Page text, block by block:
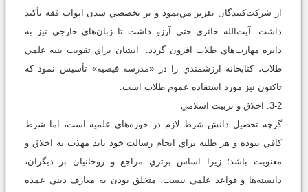
از شرکت‌کنندگان تقرير مي‌نمود و بر تخصصي شدن ابواب فقه تأکيد
داشت. آيت‌الله حائري حتي آرزو داشت تا زبان‌هاي خارجي نيز به
دايره مهارت‌هاي طلاب افزون گردد. ایشان براي تقويت بنيه علمي
طلاب، کتابخانه ارزشمندي را در «مدرسه فيضيه» تأسيس نمود که
تاکنون نيز مورد استفاده عموم طلاب است.
3-2. اخلاق و تربيت اسلامي
گرچه تحصيل دانش شرط لازم در حوزه‌هاي علميه است، اما شرط
کافي نبوده و هر طلبه براي انجام رسالت خود ‌بايد مهذب به اخلاق و
معنويت باشد؛ زیرا اساس برتري مراجع و روحانيان بر ديگران،
دانسته‌ها و قواعد علمي نیست، متخلق بودن به معارف ديني عمده